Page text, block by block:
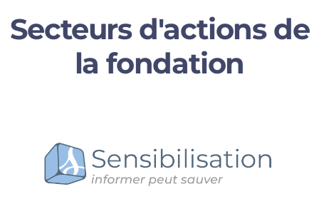
Secteurs d'actions de
la fondation